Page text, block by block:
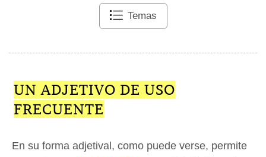
Temas
UN ADJETIVO DE USO
FRECUENTE
En su forma adjetival, como puede verse, permite